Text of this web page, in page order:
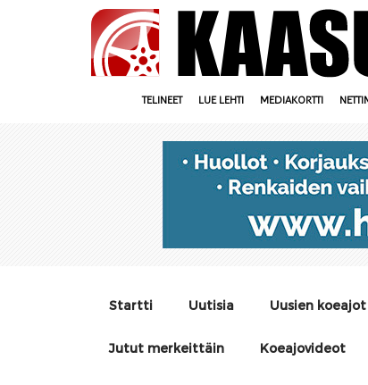
TELINEET LUE LEHTI MEDIAKORTTI
Startti Uutisia Uusien koeajot
Jutut merkeittäin Koeajovideot